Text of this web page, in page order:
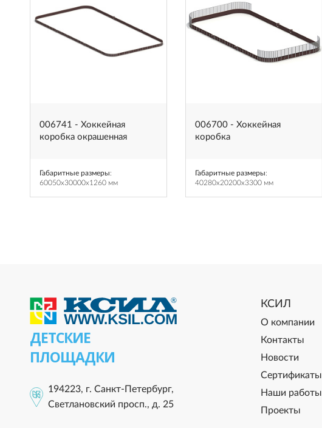
006741 - Хоккейная
коробка окрашенная
Габаритные размеры:
60050x30000x1260 мм
006700 - Хоккейная
коробка
Габаритные размеры:
40280x20200x3300 мм
ДЕТСКИЕ
ПЛОЩАДКИ
194223, г. Санкт-Петербург,
Светлановский просп., д. 25
КСИЛ
О компании
Контакты
Новости
Сертификаты
Наши работы
Проекты